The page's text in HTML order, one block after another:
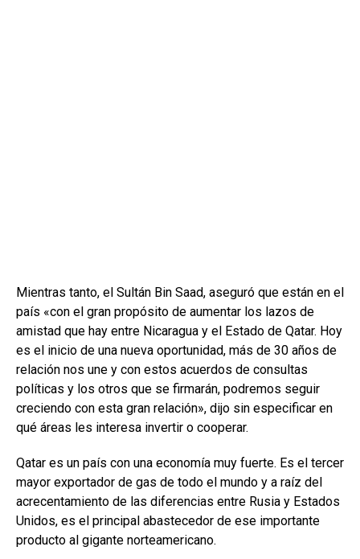
Mientras tanto, el Sultán Bin Saad, aseguró que están en el
país «con el gran propósito de aumentar los lazos de
amistad que hay entre Nicaragua y el Estado de Qatar. Hoy
es el inicio de una nueva oportunidad, más de 30 años de
relación nos une y con estos acuerdos de consultas
políticas y los otros que se firmarán, podremos seguir
creciendo con esta gran relación», dijo sin especificar en
qué áreas les interesa invertir o cooperar.
Qatar es un país con una economía muy fuerte. Es el tercer
mayor exportador de gas de todo el mundo y a raíz del
acrecentamiento de las diferencias entre Rusia y Estados
Unidos, es el principal abastecedor de ese importante
producto al gigante norteamericano.